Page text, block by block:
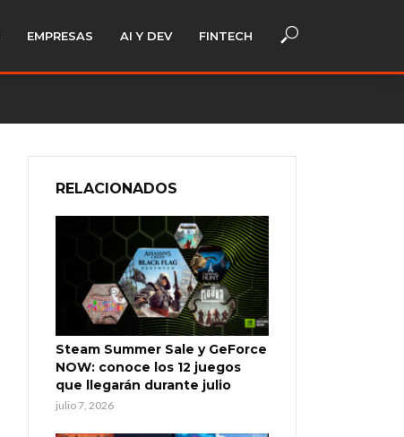
EMPRESAS AI Y DEV FINTECH
RELACIONADOS
Steam Summer Sale y GeForce
NOW: conoce los 12 juegos
que llegarán durante julio
julio 7, 2026